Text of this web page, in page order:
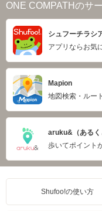
ONE COMPATHのサ
シュフーチラシ
アプリならお気
Mapion
地図検索・ルー
aruku&（あるく
歩いてポイント
Shufoo!の使い方